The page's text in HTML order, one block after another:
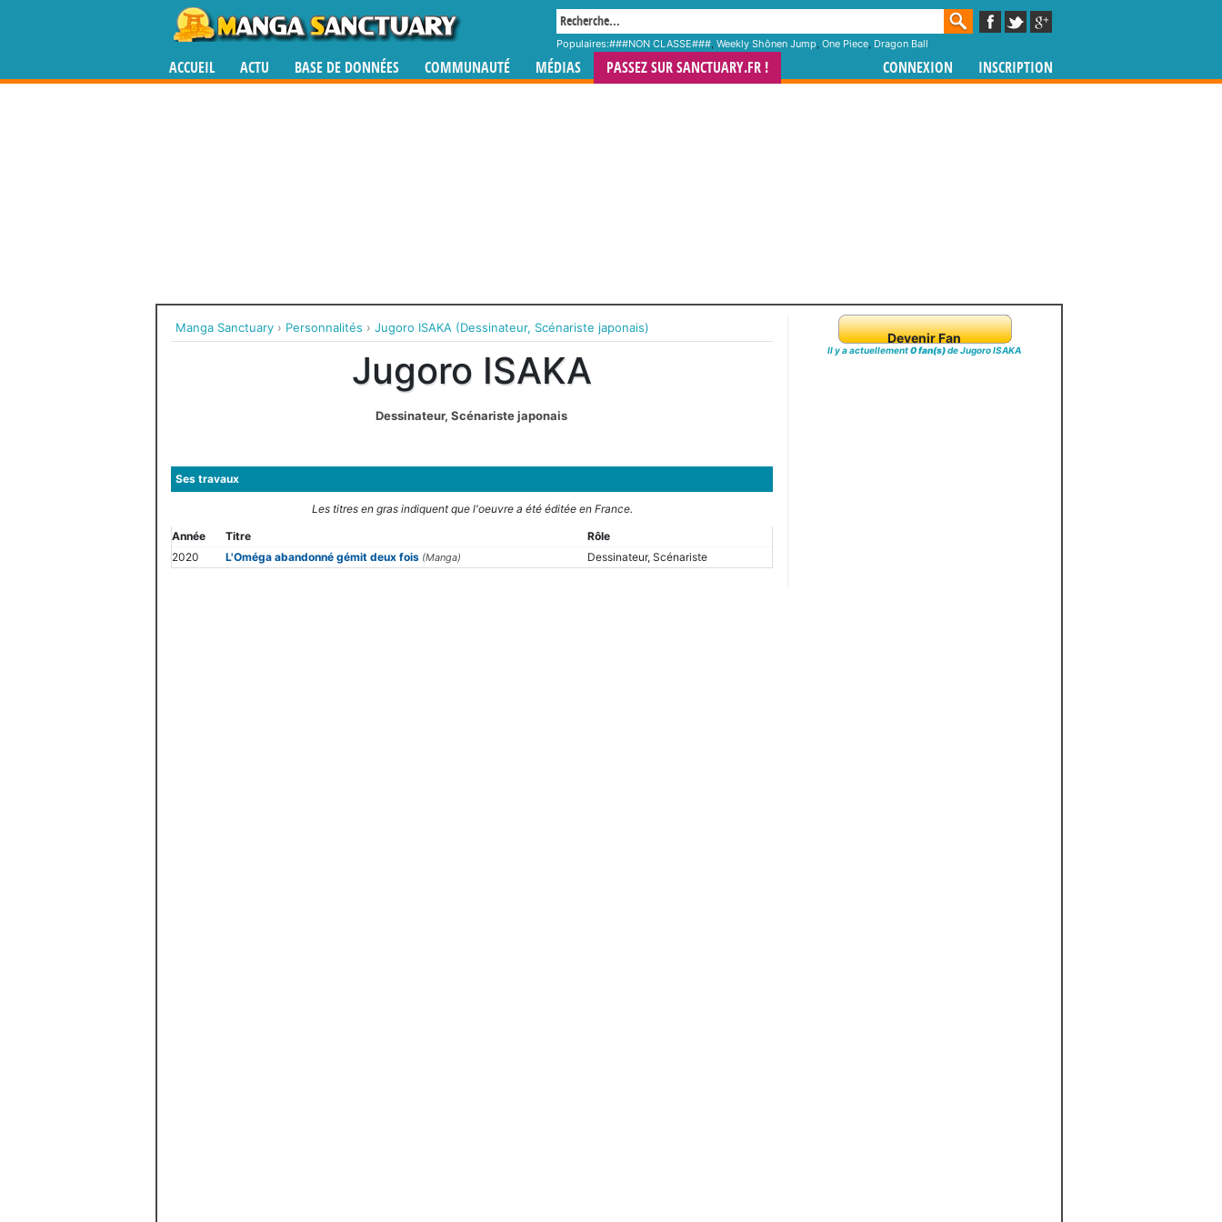
Populaires:###NON CLASSE###, Weekly Shônen Jump, One Piece, Dragon Ball
ACCUEIL ACTU BASE DE DONNÉES COMMUNAUTÉ MÉDIAS PASSEZ SUR SANCTUARY.FR ! CONNEXION INSCRIPTION
Manga Sanctuary › Personnalités › Jugoro ISAKA (Dessinateur, Scénariste japonais)
Jugoro ISAKA
Dessinateur, Scénariste japonais
Ses travaux
Les titres en gras indiquent que l'oeuvre a été éditée en France.
Année
Titre
Rôle
2020
L'Oméga abandonné gémit deux fois (Manga) Dessinateur, Scénariste
Devenir Fan
Il y a actuellement0 fan(s)de Jugoro ISAKA